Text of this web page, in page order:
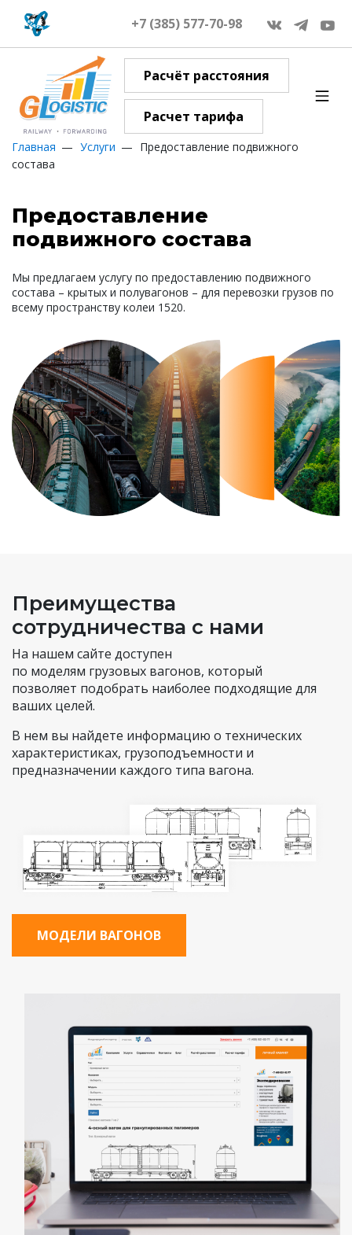
+7 (385) 577-70-98
Расчёт расстояния
Расчет тарифа
Главная Услуги
Предоставление подвижного
состава
Предоставление
подвижного состава
Мы предлагаем услугу по предоставлению подвижного
состава – крытых и полувагонов – для перевозки грузов по
всему пространству колеи 1520.
Преимущества
сотрудничества с нами
На нашем сайте доступен
по моделям грузовых вагонов, который
позволяет подобрать наиболее подходящие для
ваших целей.
В нем вы найдете информацию о технических
характеристиках, грузоподъемности и
предназначении каждого типа вагона.
МОДЕЛИ ВАГОНОВ